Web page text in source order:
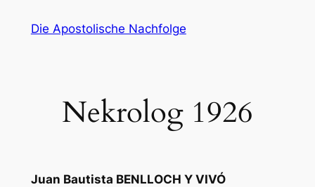
InhaltDie Apostolische Nachfolge
Nekrolog 1926
Juan Bautista BENLLOCH Y VIVÓ